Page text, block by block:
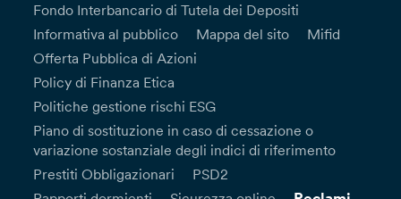
Fondo Interbancario di Tutela dei Depositi
Informativa al pubblico
Mappa del sito
Mifid
Offerta Pubblica di Azioni
Policy di Finanza Etica
Politiche gestione rischi ESG
Piano di sostituzione in caso di cessazione o
variazione sostanziale degli indici di riferimento
Prestiti Obbligazionari
PSD2